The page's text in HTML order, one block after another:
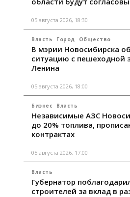
05 августа 2026, 18:30
Власть Город Общество
В мэрии Новосибирска
ситуацию с пешеходной
Ленина
05 августа 2026, 18:00
Бизнес Власть
Независимые АЗС
до 20% топлива,
контрактах
05 августа 2026, 17:00
Власть
Губернатор
строителей за вклад в